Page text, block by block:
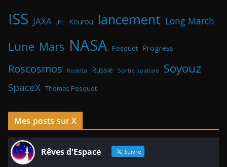
ISS JAXA JPL Kourou lancement Long March
Lune Mars NASA Pesquet Progress
Roscosmos Rosetta Russie Sortie spatiale Soyouz
SpaceX Thomas Pesquet
Mes posts sur X
Rêves d'Espace Suivre